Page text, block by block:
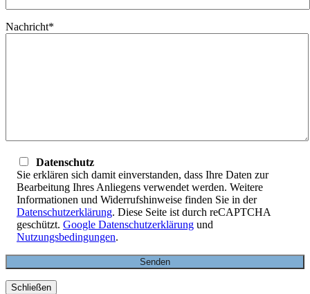
Nachricht*
Datenschutz
Sie erklären sich damit einverstanden, dass Ihre Daten zur
Bearbeitung Ihres Anliegens verwendet werden. Weitere
Informationen und Widerrufshinweise finden Sie in der
Datenschutzerklärung. Diese Seite ist durch reCAPTCHA
geschützt. Google Datenschutzerklärung und
Nutzungsbedingungen.
Schließen